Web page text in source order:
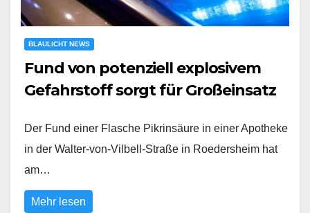
BLAULICHT NEWS
Fund von potenziell explosivem
Gefahrstoff sorgt für Großeinsatz
Der Fund einer Flasche Pikrinsäure in einer Apotheke
in der Walter-von-Vilbell-Straße in Roedersheim hat
am…
Mehr lesen